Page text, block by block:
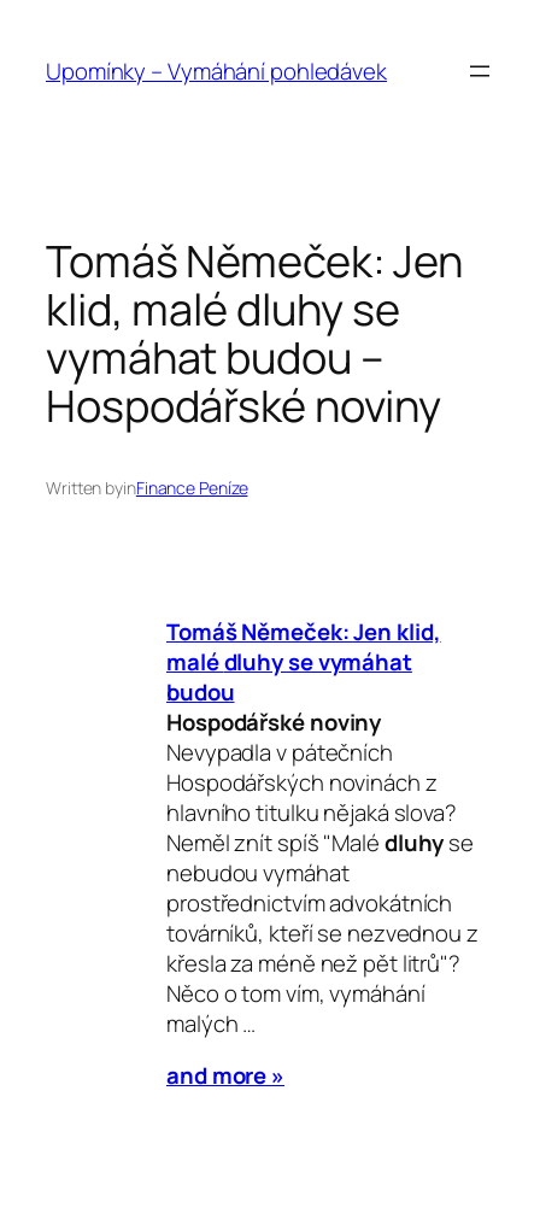
obsahUpomínky – Vymáhání pohledávek
Tomáš Němeček: Jen
klid, malé dluhy se
vymáhat budou –
Hospodářské noviny
Written byinFinance Peníze
Tomáš Němeček: Jen klid,
malédluhyse vymáhat
budou
Hospodářské noviny
Nevypadla v pátečních
Hospodářských novinách z
hlavního titulku nějaká slova?
Neměl znít spíš "Malédluhyse
nebudou vymáhat
prostřednictvím advokátních
továrníků, kteří se nezvednou z
křesla za méně než pět litrů"?
Něco o tom vím, vymáhání
malých …
and more »